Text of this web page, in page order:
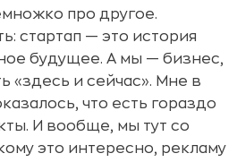
про другое.
стартап — это история
будущее. А мы — бизнес,
«здесь и сейчас». Мне в
что есть гораздо
И вообще, мы тут со
это интересно, рекламу